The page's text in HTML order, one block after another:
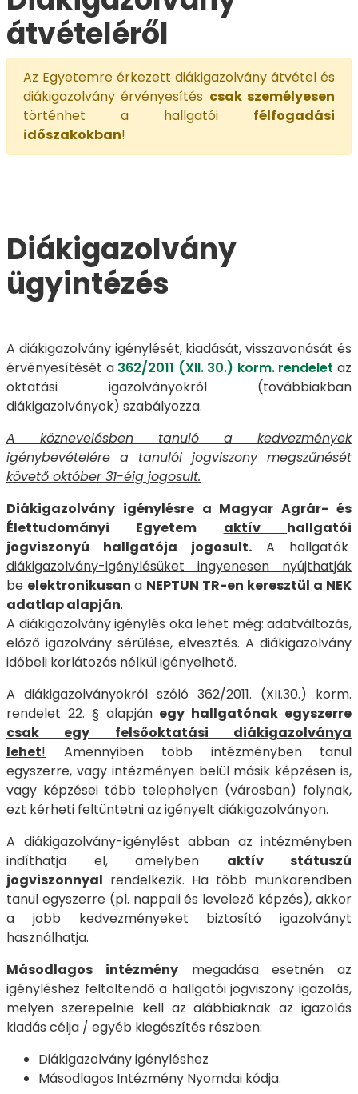
átvételéről
Az Egyetemre érkezett diákigazolvány átvétel és
diákigazolvány érvényesítés csak személyesen
történhet a hallgatói félfogadási
időszakokban!
Diákigazolvány
ügyintézés
A diákigazolvány igénylését, kiadását, visszavonását és
érvényesítését a 362/2011 (XII. 30.) korm. rendelet az
oktatási igazolványokról (továbbiakban
diákigazolványok) szabályozza.
A köznevelésben tanuló a kedvezmények
igénybevételére a tanulói jogviszony megszűnését
követő október 31-éig jogosult.
Diákigazolvány igénylésre a Magyar Agrár- és
Élettudományi Egyetem aktív hallgatói
jogviszonyú hallgatója jogosult. A hallgatók
diákigazolvány-igénylésüket ingyenesen nyújthatják
be elektronikusan a NEPTUN TR-en keresztül a NEK
adatlap alapján.
A diákigazolvány igénylés oka lehet még: adatváltozás,
előző igazolvány sérülése, elvesztés. A diákigazolvány
időbeli korlátozás nélkül igényelhető.
A diákigazolványokról szóló 362/2011. (XII.30.) korm.
rendelet 22. § alapján egy hallgatónak egyszerre
csak egy felsőoktatási diákigazolványa
lehet! Amennyiben több intézményben tanul
egyszerre, vagy intézményen belül másik képzésen is,
vagy képzései több telephelyen (városban) folynak,
ezt kérheti feltüntetni az igényelt diákigazolványon.
A diákigazolvány-igénylést abban az intézményben
indíthatja el, amelyben aktív státuszú
jogviszonnyal rendelkezik. Ha több munkarendben
tanul egyszerre (pl. nappali és levelező képzés), akkor
a jobb kedvezményeket biztosító igazolványt
használhatja.
Másodlagos intézménymegadása esetnén az
igényléshez feltöltendő a hallgatói jogviszony igazolás,
melyen szerepelnie kell az alábbiaknak az igazolás
kiadás célja / egyéb kiegészítés részben:
Diákigazolvány igényléshez
Másodlagos Intézmény Nyomdai kódja.